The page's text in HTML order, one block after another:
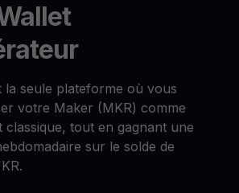
la seule plateforme où vous
votre Maker (MKR) comme
classique, tout en gagnant une
sur le solde de